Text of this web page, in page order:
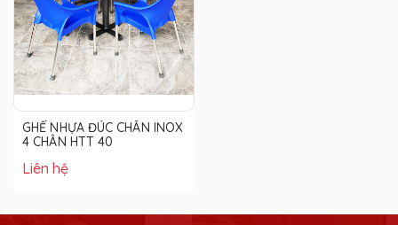
GHẾ NHỰA ĐÚC CHÂN INOX
4 CHÂN HTT 40
Liên hệ